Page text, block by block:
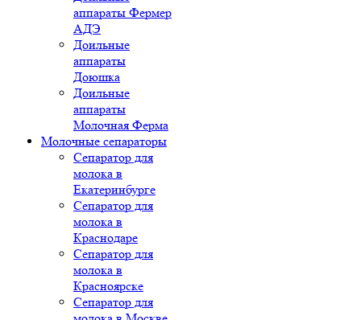
аппараты Фермер
АДЭ
Доильные
аппараты
Доюшка
Доильные
аппараты
Молочная Ферма
Молочные сепараторы
Сепаратор для
молока в
Екатеринбурге
Сепаратор для
молока в
Краснодаре
Сепаратор для
молока в
Красноярске
Сепаратор для